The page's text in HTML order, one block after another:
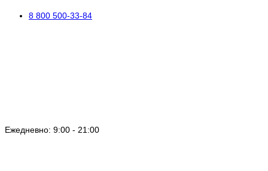
8 800 500-33-84
Ежедневно: 9:00 - 21:00